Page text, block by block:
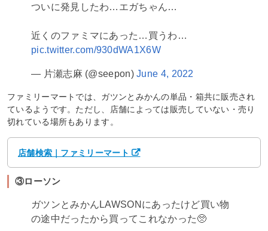
ついに発見したわ…エガちゃん…
近くのファミマにあった…買うわ…
pic.twitter.com/930dWA1X6W
— 片瀬志麻 (@seepon)June 4, 2022
ファミリーマートでは、ガツンとみかんの単品・箱共に販売され
ているようです。ただし、店舗によっては販売していない・売り
切れている場所もあります。
店舗検索｜ファミリーマート
③ローソン
ガツンとみかんLAWSONにあったけど買い物
の途中だったから買ってこれなかった🥺